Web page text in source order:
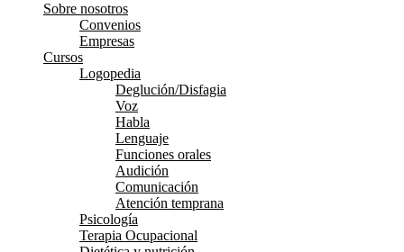
Sobre nosotros
Convenios
Empresas
Cursos
Logopedia
Deglución/Disfagia
Voz
Habla
Lenguaje
Funciones orales
Audición
Comunicación
Atención temprana
Psicología
Terapia Ocupacional